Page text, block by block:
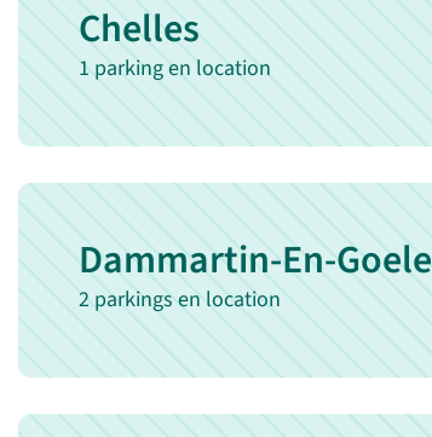
Chelles
1 parking en location
Dammartin-En-Goele
2 parkings en location